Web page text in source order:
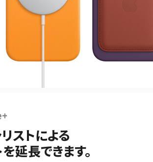
ストによる
延長できます。